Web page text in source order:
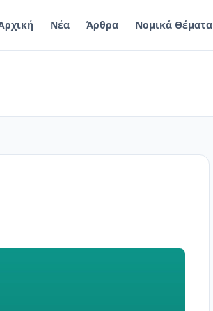
Νέα Άρθρα Νομικά Θέματα